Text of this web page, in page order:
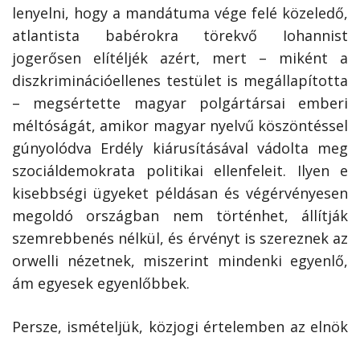
lenyelni, hogy a mandátuma vége felé közeledő,
atlantista babérokra törekvő Iohannist
jogerősen elítéljék azért, mert – miként a
diszkriminációellenes testület is megállapította
– megsértette magyar polgártársai emberi
méltóságát, amikor magyar nyelvű köszöntéssel
gúnyolódva Erdély kiárusításával vádolta meg
szociáldemokrata politikai ellenfeleit. Ilyen e
kisebbségi ügyeket példásan és végérvényesen
megoldó országban nem történhet, állítják
szemrebbenés nélkül, és érvényt is szereznek az
orwelli nézetnek, miszerint mindenki egyenlő,
ám egyesek egyenlőbbek.
Persze, ismételjük, közjogi értelemben az elnök